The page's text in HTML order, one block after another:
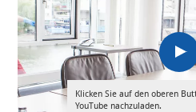
Klicken Sie auf den oberen
YouTube nachzuladen.